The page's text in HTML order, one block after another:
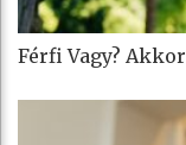
Férfi Vagy?